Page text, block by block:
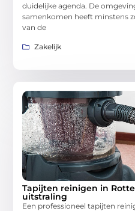
duidelijke agenda. De
samenkomen heeft minstens
van de
Zakelijk
Tapijten reinigen in
uitstraling
Een professioneel tapijten